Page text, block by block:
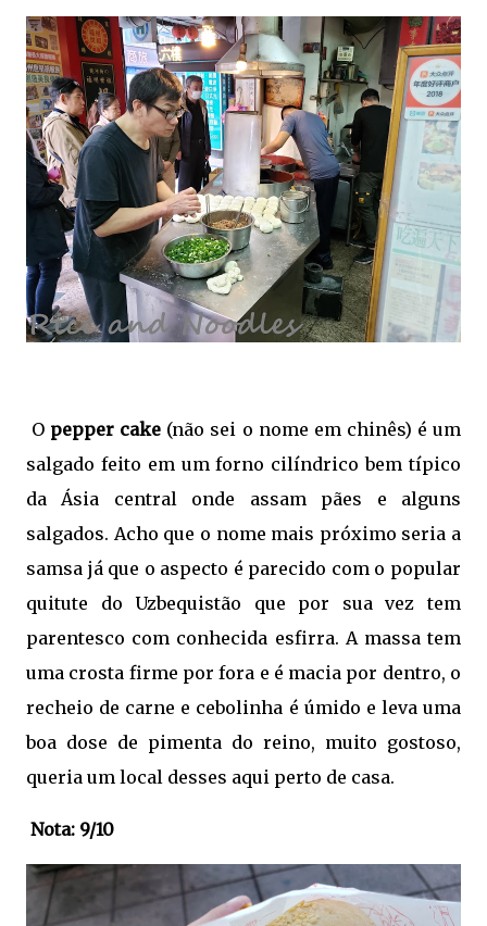
O pepper cake (não sei o nome em chinês) é um
salgado feito em um forno cilíndrico bem típico
da Ásia central onde assam pães e alguns
salgados. Acho que o nome mais próximo seria a
samsa já que o aspecto é parecido com o popular
quitute do Uzbequistão que por sua vez tem
parentesco com conhecida esfirra. A massa tem
uma crosta firme por fora e é macia por dentro, o
recheio de carne e cebolinha é úmido e leva uma
boa dose de pimenta do reino, muito gostoso,
queria um local desses aqui perto de casa.
Nota: 9/10